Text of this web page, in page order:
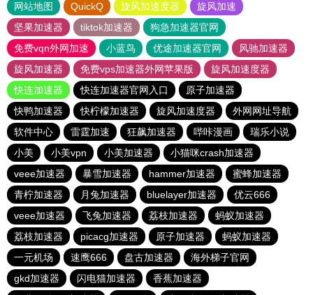
网站地图 QuickQ 旋风加速度器
旋风加速
坚果加速器
tiktok加速器
狗急加速器官网
免费vqn外网加速
小蓝鸟 优途加速器官网
风驰加速器
旋风加速器
免费vps加速器外网苹果版
旋风加速度器
快连加速器
快连加速器官网入口
原子加速器
快鸭加速器
快柠檬加速器 旋风加速度器
外网网址导航
软件中心
雷霆加速 狂飙加速器 哔咔漫画
瑞乐小说
小美
小美vpn 小美加速器
小猫咪crash加速器
veee加速器
暴雪加速器 hammer加速器
蜜蜂加速器
青柠加速器
月兔加速器 bluelayer加速器
优云666
veee加速器
飞兔加速器 荔枝加速器
蚂蚁加速器
荔枝加速器
picacg加速器 原子加速器
蚂蚁加速器
一元机场
速鹰666 盘古加速器
海外梯子官网
gkd加速器
闪电猫加速器
香蕉加速器